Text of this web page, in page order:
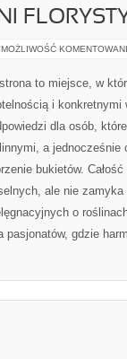
MOŻLIWOŚĆ
to miejsce, w
i konkretnymi
dla osób,
a jednocześnie
bukietów.
ale nie zamyka
o
gdzie